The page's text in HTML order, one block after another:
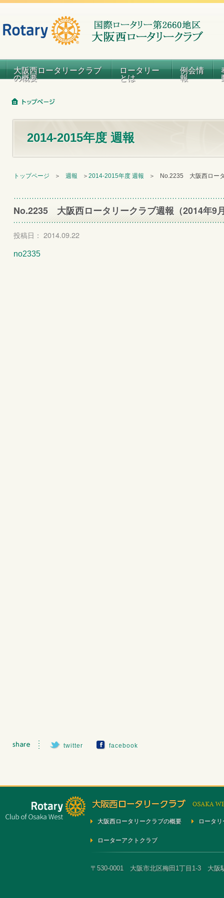
大阪西ロータリークラブ
の概要
ロータリー
とは
例会情
報
2014-2015年度 週報
トップページ ＞ 週報 ＞ 2014-2015年度 週報 ＞ No.2235 大阪西ロー
No.2235 大阪西ロータリークラブ週報（2014年9
投稿日： 2014.09.22
no2335
twitter facebook
大阪西ロータリークラブの概要 ロータ
ローターアクトクラブ
〒530-0001 大阪市北区梅田1丁目1-3 大阪